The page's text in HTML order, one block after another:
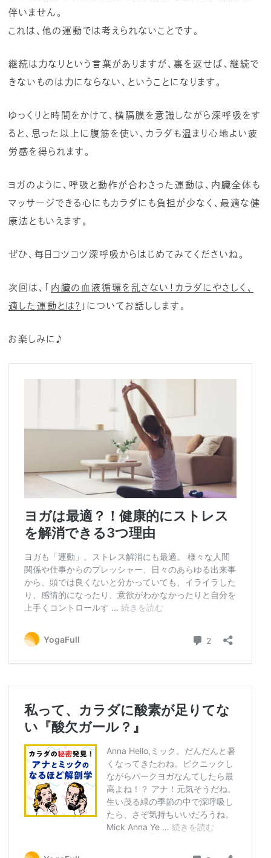
伴いません。
これは、他の運動では考えられないことです。
継続は力なりという言葉がありますが、裏を返せば、継続で
きないものは力にならない、ということになります。
ゆっくりと時間をかけて、横隔膜を意識しながら深呼吸をす
ると、思った以上に腹筋を使い、カラダも温まり心地よい疲
労感を得られます。
ヨガのように、呼吸と動作が合わさった運動は、内臓全体も
マッサージできる心にもカラダにも負担が少なく、最適な健
康法ともいえます。
ぜひ、毎日コツコツ深呼吸からはじめてみてくださいね。
次回は、「 内臓の血液循環を乱さない！カラダにやさしく、
適した運動とは？ 」についてお話しします。
お楽しみに♪